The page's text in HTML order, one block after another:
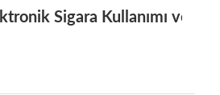
Sigara Kullanımı ve